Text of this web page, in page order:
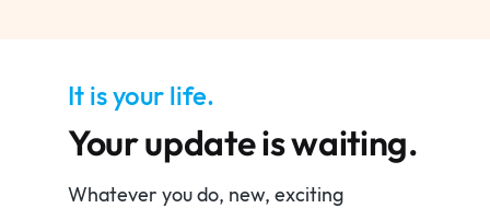
It is your life.
Your update is waiting.
Whatever you do, new, exciting